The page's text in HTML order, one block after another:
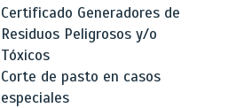
Certificado Generadores de
Residuos Peligrosos y/o
Tóxicos
Corte de pasto en casos
especiales